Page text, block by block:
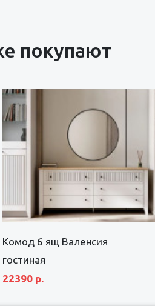
покупают
Комод 6 ящ Валенсия
гостиная
22390 р.